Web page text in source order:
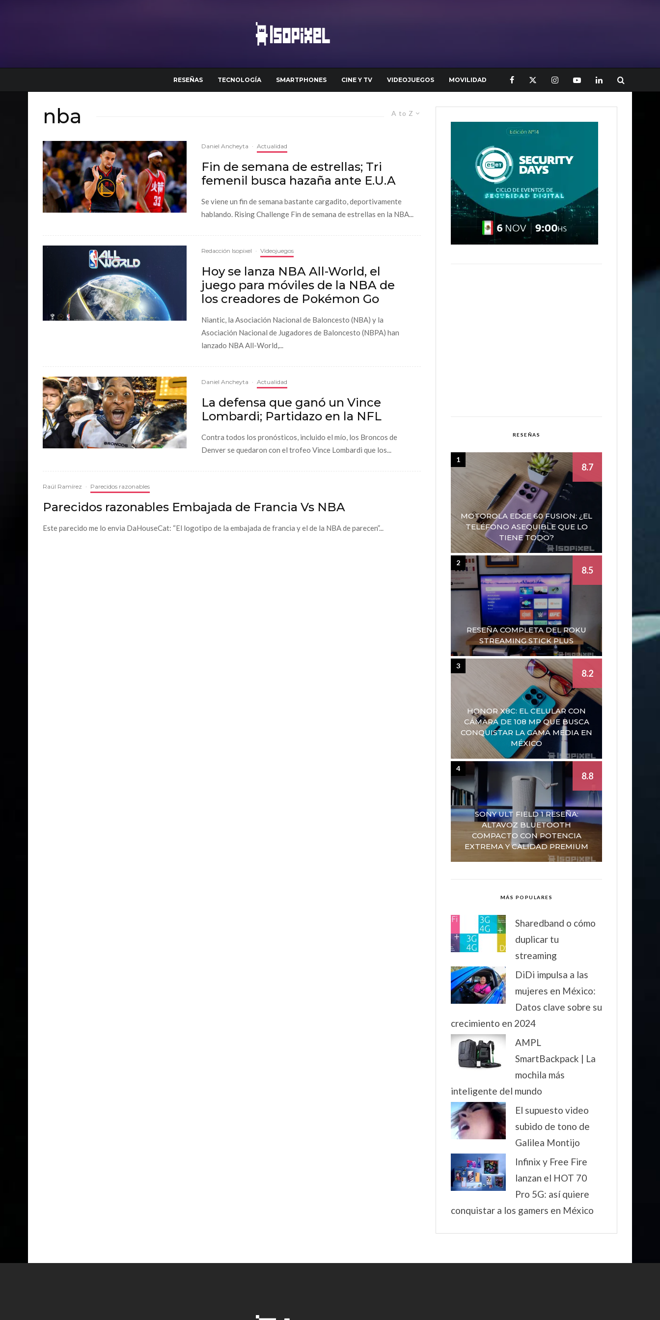
RESEÑAS TECNOLOGÍA SMARTPHONES CINE Y TV VIDEOJUEGOS MOVILIDAD
A to Z
nba
Daniel Ancheyta · Actualidad
Fin de semana de estrellas; Tri
femenil busca hazaña ante E.U.A
Se viene un fin de semana bastante cargadito, deportivamente
hablando. Rising Challenge Fin de semana de estrellas en la NBA...
Redacción Isopixel · Videojuegos
Hoy se lanza NBA All-World, el
juego para móviles de la NBA de
los creadores de Pokémon Go
Niantic, la Asociación Nacional de Baloncesto (NBA) y la
Asociación Nacional de Jugadores de Baloncesto (NBPA) han
lanzado NBA All-World,...
Daniel Ancheyta · Actualidad
La defensa que ganó un Vince
Lombardi; Partidazo en la NFL
Contra todos los pronósticos, incluido el mío, los Broncos de
Denver se quedaron con el trofeo Vince Lombardi que los...
Raúl Ramírez · Parecidos razonables
Parecidos razonables Embajada de Francia Vs NBA
Este parecido me lo envia DaHouseCat: “El logotipo de la embajada de francia y el de la NBA de parecen”...
RESEÑAS
MOTOROLA EDGE 60 FUSION: ¿EL
TELÉFONO ASEQUIBLE QUE LO
TIENE TODO?
8.7
1
RESEÑA COMPLETA DEL ROKU
STREAMING STICK PLUS
8.5
2
HONOR X8C: EL CELULAR CON
CÁMARA DE 108 MP QUE BUSCA
CONQUISTAR LA GAMA MEDIA EN
MÉXICO
8.2
3
SONY ULT FIELD 1 RESEÑA:
ALTAVOZ BLUETOOTH
COMPACTO CON POTENCIA
EXTREMA Y CALIDAD PREMIUM
8.8
4
MÁS POPULARES
Sharedband o cómo
duplicar tu
streaming
DiDi impulsa a las
mujeres en México:
Datos clave sobre su
crecimiento en 2024
AMPL
SmartBackpack | La
mochila más
inteligente del mundo
El supuesto video
subido de tono de
Galilea Montijo
Infinix y Free Fire
lanzan el HOT 70
Pro 5G: así quiere
conquistar a los gamers en México